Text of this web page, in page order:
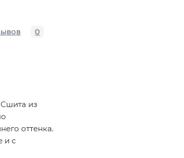
0
из
оттенка.
и с